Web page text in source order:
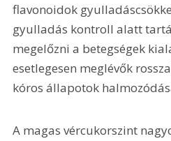
flavonoidok
gyulladás kontroll alatt
megelőzni a betegségek
esetlegesen meglévők
kóros állapotok
A magas vércukorszint